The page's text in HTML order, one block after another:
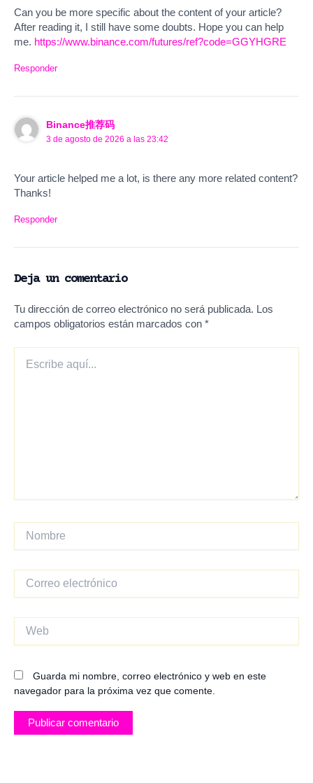
Can you be more specific about the content of your article?
After reading it, I still have some doubts. Hope you can help
me. https://www.binance.com/futures/ref?code=GGYHGRE
Responder
Binance推荐码
3 de agosto de 2026 a las 23:42
Your article helped me a lot, is there any more related content?
Thanks!
Responder
Deja un comentario
Tu dirección de correo electrónico no será publicada. Los
campos obligatorios están marcados con *
aquí...
electrónico
Guarda mi nombre, correo electrónico y web en este
navegador para la próxima vez que comente.